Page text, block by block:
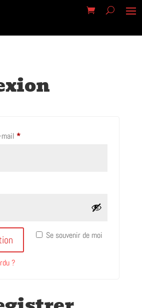
*Obligatoire
Se souvenir de moi
?